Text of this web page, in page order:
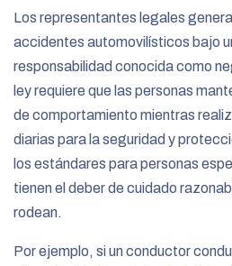
Los representantes legales
accidentes automovilísticos bajo
responsabilidad conocida como
ley requiere que las personas
de comportamiento mientras
diarias para la seguridad y
los estándares para personas
tienen el deber de cuidado
rodean.
Por ejemplo, si un conductor